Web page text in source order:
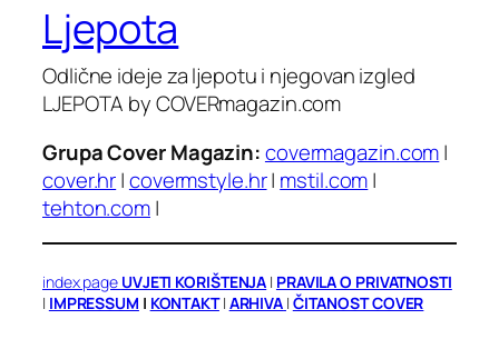
Ljepota
Odlične ideje za ljepotu i njegovan izgled
LJEPOTA by COVERmagazin.com
Grupa Cover Magazin:covermagazin.com|
cover.hr|covermstyle.hr| mstil.com|
tehton.com|
index page UVJETI KORIŠTENJA | PRAVILA O PRIVATNOSTI
| IMPRESSUM | KONTAKT| ARHIVA | ČITANOST COVER